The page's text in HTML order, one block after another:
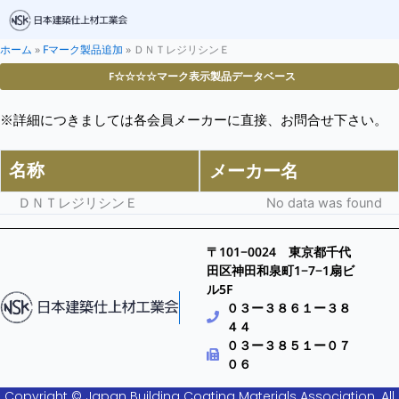
ホーム » Fマーク製品追加 » ＤＮＴレジリシンＥ
F☆☆☆☆マーク表示製品データベース
※詳細につきましては各会員メーカーに直接、お問合せ下さい。
名称 メーカー名
ＤＮＴレジリシンＥ No data was found
〒101−0024 東京都千代
田区神田和泉町1−7−1扇ビ
ル5F
０３ー３８６１ー３８
４４
０３ー３８５１ー０７
０６